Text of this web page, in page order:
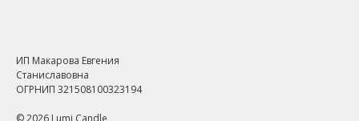
ИП Макарова Евгения
Станиславовна
ОГРНИП 321508100323194
© 2026 Lumi Candle